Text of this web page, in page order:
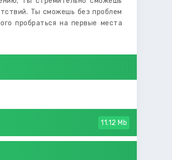
Ты сможешь без проблем
пробраться на первые места
11.12 Mb